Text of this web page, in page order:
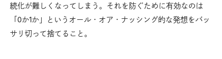
続化が難しくなってしまう。それを防ぐために有効なのは
「0か1か」というオール・オア・ナッシング的な発想をバッ
サリ切って捨てること。